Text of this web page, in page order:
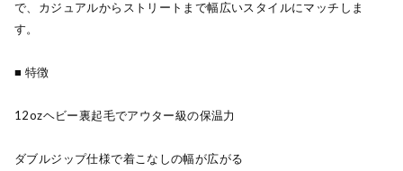
で、カジュアルからストリートまで幅広いスタイルにマッチしま
す。
■ 特徴
12ozヘビー裏起毛でアウター級の保温力
ダブルジップ仕様で着こなしの幅が広がる